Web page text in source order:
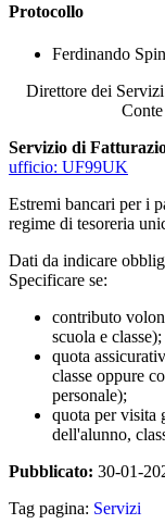
Protocollo
Ferdinando
Direttore dei
Servizio di
ufficio: UF99UK
Estremi bancari per i
regime di tesoreria
Dati da indicare
Specificare se:
contributo
scuola e classe);
quota
classe oppure
personale);
quota per visita
dell'alunno,
Pubblicato: 30-01-
Tag pagina: Servizi